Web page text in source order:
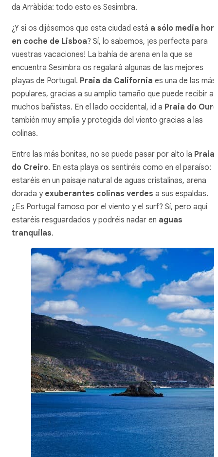
da Arràbida: todo esto es Sesimbra.
¿Y si os dijésemos que esta ciudad está a sólo media
en coche de Lisboa? Sí, lo sabemos, ¡es perfecta para
vuestras vacaciones! La bahía de arena en la que se
encuentra Sesimbra os regalará algunas de las mejores
playas de Portugal. Praia da California es una de las más
populares, gracias a su amplio tamaño que puede recibir a
muchos bañistas. En el lado occidental, id a Praia do Ouro
también muy amplia y protegida del viento gracias a las
colinas.
Entre las más bonitas, no se puede pasar por alto la Praia
do Creiro. En esta playa os sentiréis como en el paraíso:
estaréis en un paisaje natural de aguas cristalinas, arena
dorada y exuberantes colinas verdes a sus espaldas.
¿Es Portugal famoso por el viento y el surf? Sí, pero aquí
estaréis resguardados y podréis nadar en aguas
tranquilas.